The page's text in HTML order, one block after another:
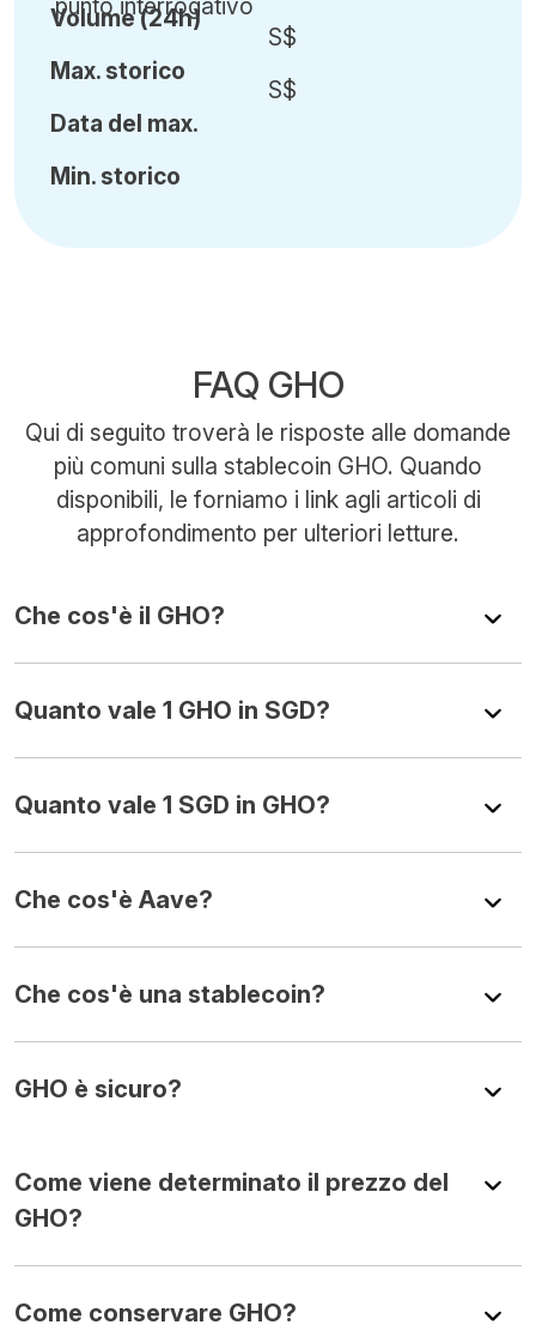
Volume (24h)
Max. storico
Data del max.
Min. storico
S$
S$
FAQ GHO
Qui di seguito troverà le risposte alle domande
più comuni sulla stablecoin GHO. Quando
disponibili, le forniamo i link agli articoli di
approfondimento per ulteriori letture.
Che cos'è il GHO?
Quanto vale 1 GHO in SGD?
Quanto vale 1 SGD in GHO?
Che cos'è Aave?
Che cos'è una stablecoin?
GHO è sicuro?
Come viene determinato il prezzo del
GHO?
Come conservare GHO?